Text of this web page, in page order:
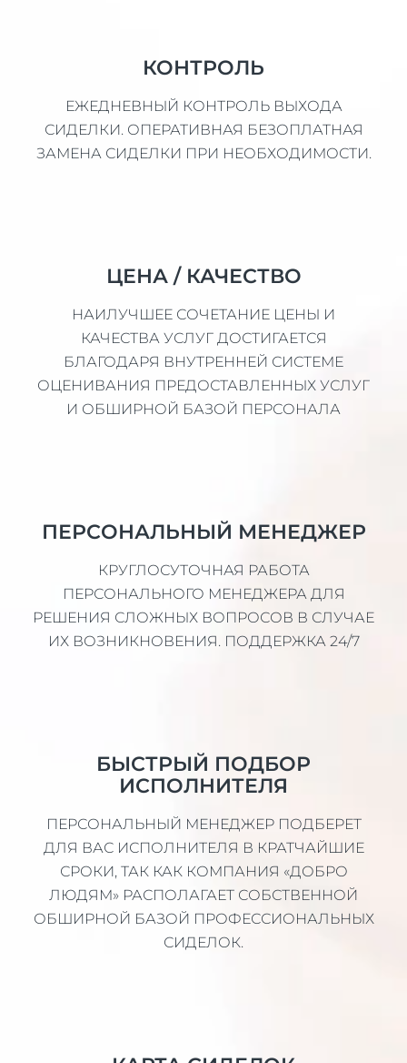
КОНТРОЛЬ
ЕЖЕДНЕВНЫЙ КОНТРОЛЬ ВЫХОДА
СИДЕЛКИ. ОПЕРАТИВНАЯ БЕЗОПЛАТНАЯ
ЗАМЕНА СИДЕЛКИ ПРИ НЕОБХОДИМОСТИ.
ЦЕНА / КАЧЕСТВО
НАИЛУЧШЕЕ СОЧЕТАНИЕ ЦЕНЫ И
КАЧЕСТВА УСЛУГ ДОСТИГАЕТСЯ
БЛАГОДАРЯ ВНУТРЕННЕЙ СИСТЕМЕ
ОЦЕНИВАНИЯ ПРЕДОСТАВЛЕННЫХ УСЛУГ
И ОБШИРНОЙ БАЗОЙ ПЕРСОНАЛА
ПЕРСОНАЛЬНЫЙ МЕНЕДЖЕР
КРУГЛОСУТОЧНАЯ РАБОТА
ПЕРСОНАЛЬНОГО МЕНЕДЖЕРА ДЛЯ
РЕШЕНИЯ СЛОЖНЫХ ВОПРОСОВ В СЛУЧАЕ
ИХ ВОЗНИКНОВЕНИЯ. ПОДДЕРЖКА 24/7
БЫСТРЫЙ ПОДБОР
ИСПОЛНИТЕЛЯ
ПЕРСОНАЛЬНЫЙ МЕНЕДЖЕР ПОДБЕРЕТ
ДЛЯ ВАС ИСПОЛНИТЕЛЯ В КРАТЧАЙШИЕ
СРОКИ, ТАК КАК КОМПАНИЯ «ДОБРО
ЛЮДЯМ» РАСПОЛАГАЕТ СОБСТВЕННОЙ
ОБШИРНОЙ БАЗОЙ ПРОФЕССИОНАЛЬНЫХ
СИДЕЛОК.